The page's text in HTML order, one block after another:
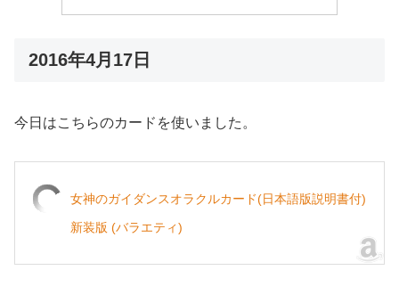
2016年4月17日
今日はこちらのカードを使いました。
女神のガイダンスオラクルカード(日本語版説明書付)
新装版 (バラエティ)